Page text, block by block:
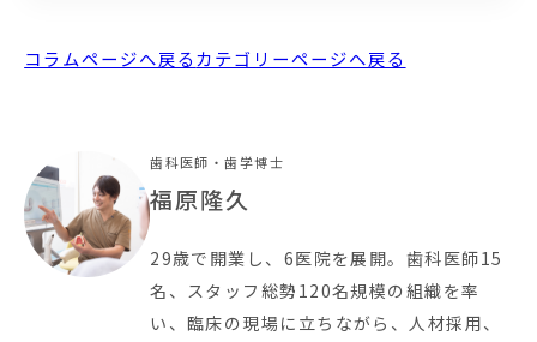
コラムページへ戻るカテゴリーページへ戻る
歯科医師・歯学博士
福原隆久
29歳で開業し、6医院を展開。歯科医師15
名、スタッフ総勢120名規模の組織を率
い、臨床の現場に立ちながら、人材採用、